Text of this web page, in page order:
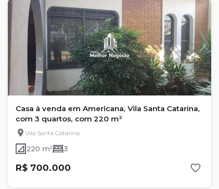
Casa à venda em Americana, Vila Santa Catarina,
com 3 quartos, com 220 m²
Vila Santa Catarina
220 m² 3
R$ 700.000